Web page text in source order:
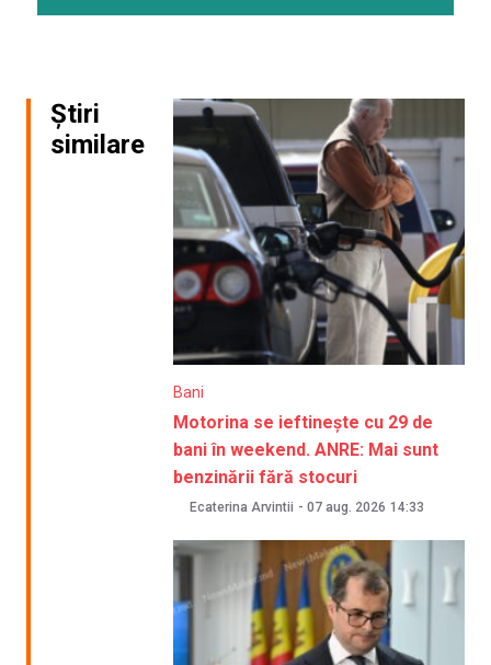
Știri
similare
Bani
Motorina se ieftinește cu 29 de
bani în weekend. ANRE: Mai sunt
benzinării fără stocuri
Ecaterina Arvintii - 07 aug. 2026 14:33